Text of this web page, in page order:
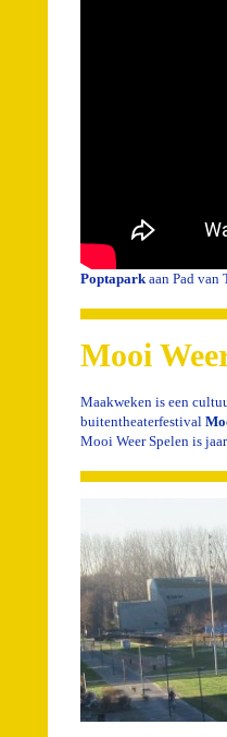
Poptapark aan Pad van
Mooi
Maakweken is een
buitentheaterfestival
Mooi Weer Spelen is